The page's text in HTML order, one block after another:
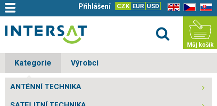
EN CZ SK
CZK EUR USD
Přihlášení
Můj košík
Kategorie Výrobci
ANTÉNNÍ TECHNIKA